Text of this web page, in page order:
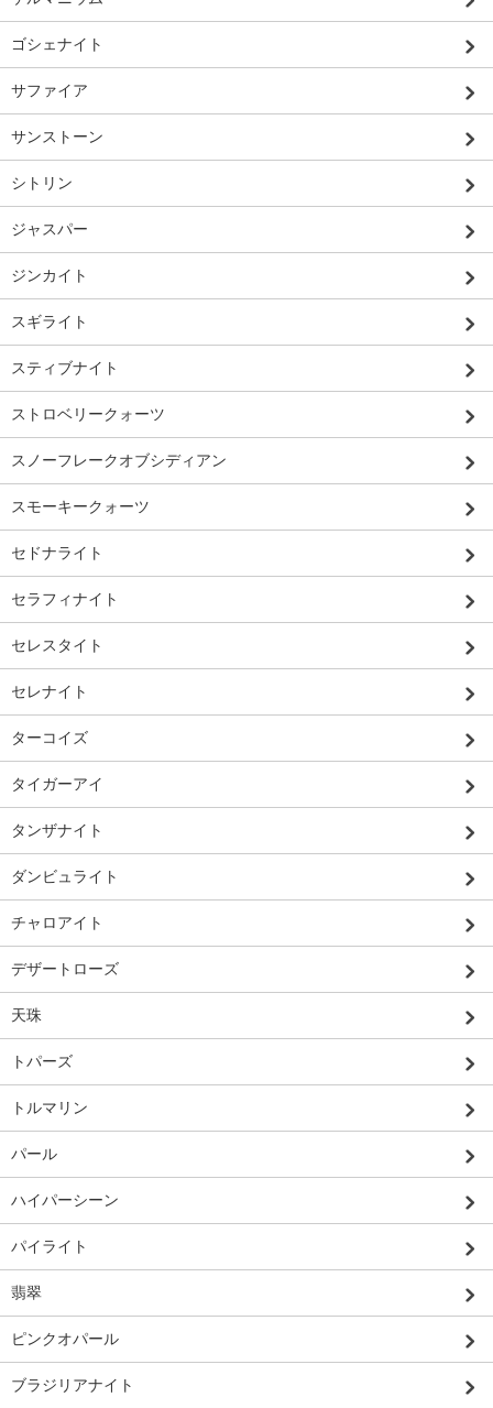
ゴシェナイト
サファイア
サンストーン
シトリン
ジャスパー
ジンカイト
スギライト
スティブナイト
ストロベリークォーツ
スノーフレークオブシディアン
スモーキークォーツ
セドナライト
セラフィナイト
セレスタイト
セレナイト
ターコイズ
タイガーアイ
タンザナイト
ダンビュライト
チャロアイト
デザートローズ
天珠
トパーズ
トルマリン
パール
ハイパーシーン
パイライト
翡翠
ピンクオパール
ブラジリアナイト